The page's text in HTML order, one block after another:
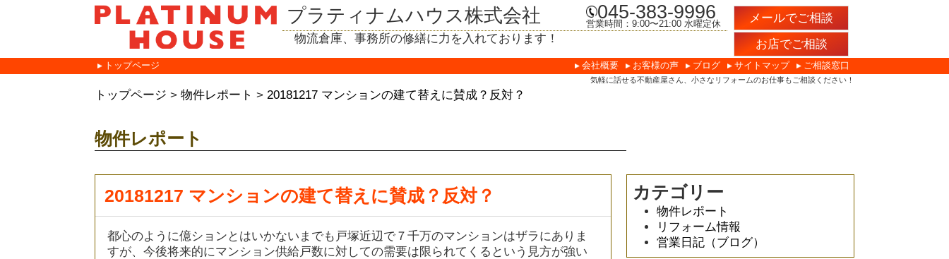
プラティナムハウス株式会社 045-383-9996
営業時間：9:00〜21:00 水曜定休
物流倉庫、事務所の修繕に力を入れております！
メールでご相談
お店でご相談
トップページ 会社概要 お客様の声 ブログ サイトマップ ご相談窓口
気軽に話せる不動産屋さん、小さなリフォームのお仕事もご相談ください！
トップページ >物件レポート >20181217 マンションの建て替えに賛成？反対？
物件レポート
20181217 マンションの建て替えに賛成？反対？
都心のように億ションとはいかないまでも戸塚近辺で７千万のマンションはザラにありま
すが、今後将来的にマンション供給戸数に対しての需要は限られてくるという見方が強い
カテゴリー
物件レポート
リフォーム情報
営業日記（ブログ）